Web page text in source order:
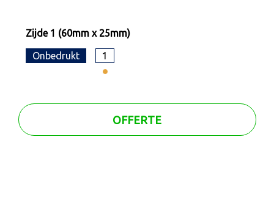
Zijde 1 (60mm x 25mm)
Onbedrukt 1
OFFERTE